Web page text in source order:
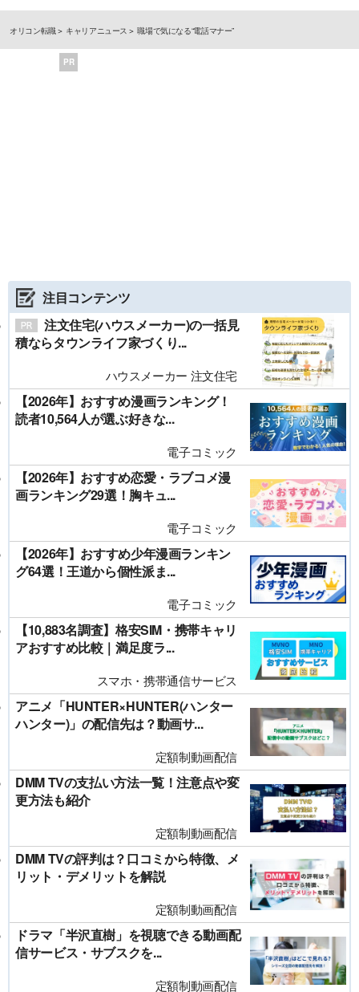
オリコン転職 キャリアニュース 職場で気になる“電話マナー”
PR
注目コンテンツ
注文住宅(ハウスメーカー)の一括見
積ならタウンライフ家づくり...
ハウスメーカー 注文住宅
【2026年】おすすめ漫画ランキング！
読者10,564人が選ぶ好きな...
電子コミック
【2026年】おすすめ恋愛・ラブコメ漫
画ランキング29選！胸キュ...
電子コミック
【2026年】おすすめ少年漫画ランキン
グ64選！王道から個性派ま...
電子コミック
【10,883名調査】格安SIM・携帯キャリ
アおすすめ比較｜満足度ラ...
スマホ・携帯通信サービス
アニメ「HUNTER×HUNTER(ハンター
ハンター)」の配信先は？動画サ...
定額制動画配信
DMM TVの支払い方法一覧！注意点や変
更方法も紹介
定額制動画配信
DMM TVの評判は？口コミから特徴、メ
リット・デメリットを解説
定額制動画配信
ドラマ「半沢直樹」を視聴できる動画配
信サービス・サブスクを...
定額制動画配信